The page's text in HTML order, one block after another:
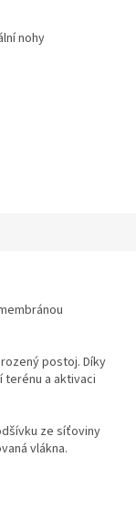
nohy
postoj. Díky
terénu a aktivaci
ze síťoviny
vlákna.